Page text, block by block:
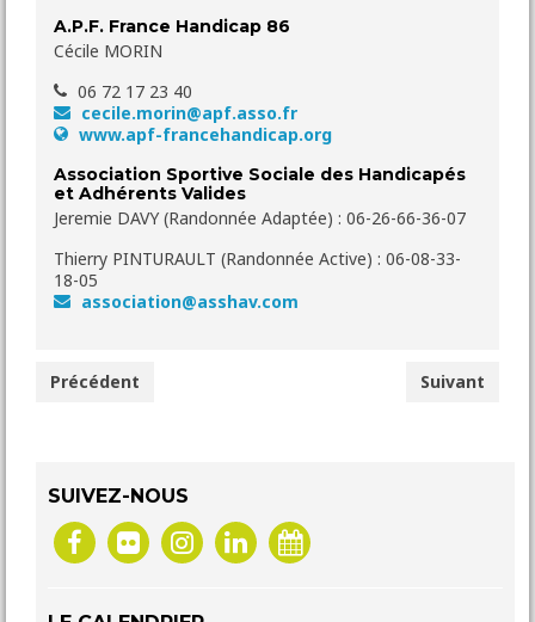
A.P.F. France Handicap 86
Cécile MORIN
06 72 17 23 40
cecile.morin@apf.asso.fr
www.apf-francehandicap.org
Association Sportive Sociale des Handicapés
et Adhérents Valides
Jeremie DAVY (Randonnée Adaptée) : 06-26-66-36-07
Thierry PINTURAULT (Randonnée Active) : 06-08-33-
18-05
association@asshav.com
Précédent Suivant
SUIVEZ-NOUS